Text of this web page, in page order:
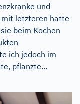
und
mit letzteren hatte
beim Kochen
ich jedoch im
pflanzte...